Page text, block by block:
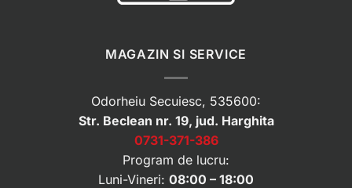
MAGAZIN SI SERVICE
Odorheiu Secuiesc, 535600:
Str. Beclean nr. 19, jud. Harghita
0731-371-386
Program de lucru:
Luni-Vineri: 08:00 – 18:00